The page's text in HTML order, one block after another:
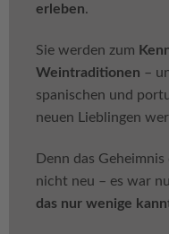
erleben.
Sie werden zum
Weintraditionen –
spanischen und
neuen Lieblingen
Denn das
nicht neu – es war
das nur wenige